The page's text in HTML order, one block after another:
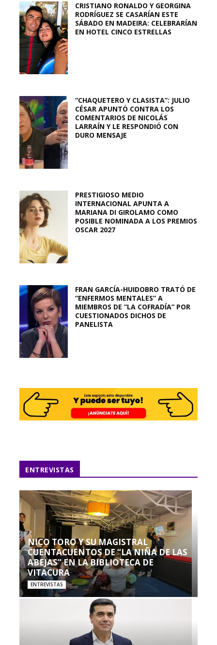
CRISTIANO RONALDO Y GEORGINA
RODRÍGUEZ SE CASARÍAN ESTE
SÁBADO EN MADEIRA: CELEBRARÍAN
EN HOTEL CINCO ESTRELLAS
“CHAQUETERO Y CLASISTA”: JULIO
CÉSAR APUNTÓ CONTRA LOS
COMENTARIOS DE NICOLÁS
LARRAÍN Y LE RESPONDIÓ CON
DURO MENSAJE
PRESTIGIOSO MEDIO
INTERNACIONAL APUNTA A
MARIANA DI GIROLAMO COMO
POSIBLE NOMINADA A LOS PREMIOS
OSCAR 2027
FRAN GARCÍA-HUIDOBRO TRATÓ DE
“ENFERMOS MENTALES” A
MIEMBROS DE “LA COFRADÍA” POR
CUESTIONADOS DICHOS DE
PANELISTA
ENTREVISTAS
NICO TORO Y SU MAGISTRAL
CUENTACUENTOS DE “LA NIÑA DE LAS
ABEJAS” EN LA BIBLIOTECA DE
VITACURA
ENTREVISTAS